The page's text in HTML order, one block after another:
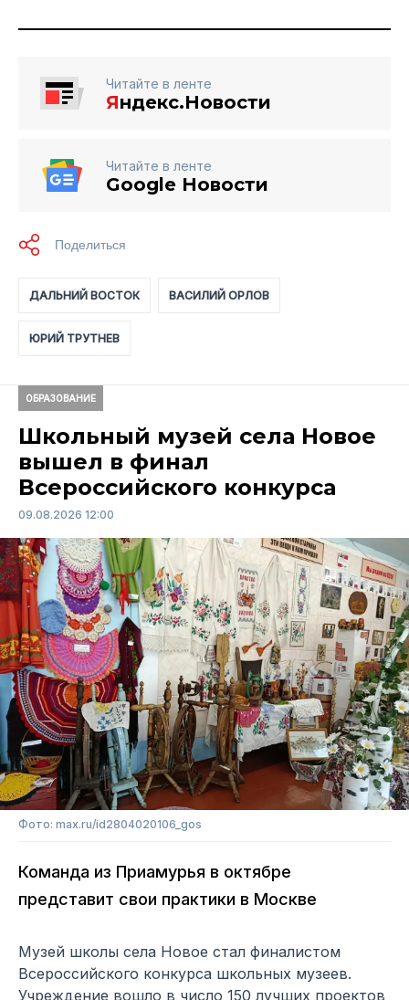
Читайте в ленте
Яндекс.Новости
Читайте в ленте
Google Новости
ДАЛЬНИЙ ВОСТОК ВАСИЛИЙ ОРЛОВ
ЮРИЙ ТРУТНЕВ
ОБРАЗОВАНИЕ
Школьный музей села Новое
вышел в финал
Всероссийского конкурса
09.08.2026 12:00
Фото: max.ru/id2804020106_gos
Команда из Приамурья в октябре
представит свои практики в Москве
Музей школы села Новое стал финалистом
Всероссийского конкурса школьных музеев.
Учреждение вошло в число 150 лучших проектов